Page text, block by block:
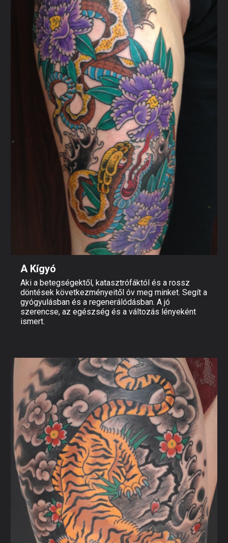
A Kígyó
Aki a betegségektől, katasztrófáktól és a rossz
döntések következményeitől óv meg minket. Segít a
gyógyulásban és a regenerálódásban. A jó
szerencse, az egészség és a változás lényeként
ismert.